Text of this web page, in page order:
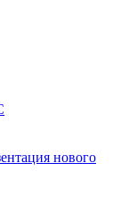
нового